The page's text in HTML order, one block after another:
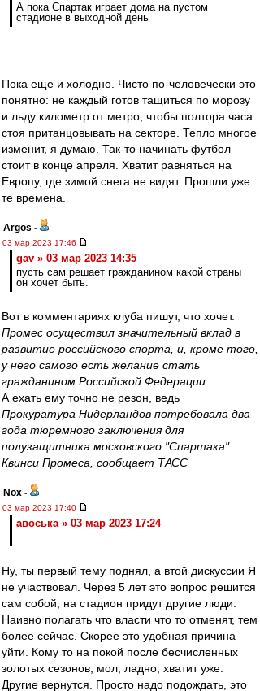
А пока Спартак играет дома на пустом
стадионе в выходной день
Пока еще и холодно. Чисто по-человечески это
понятно: не каждый готов тащиться по морозу
и льду километр от метро, чтобы полтора часа
стоя пританцовывать на секторе. Тепло многое
изменит, я думаю. Так-то начинать футбол
стоит в конце апреля. Хватит равняться на
Европу, где зимой снега не видят. Прошли уже
те времена.
Argos -
03 мар 2023 17:46
gav » 03 мар 2023 14:35
пусть сам решает гражданином какой страны
он хочет быть.
Вот в комментариях клуба пишут, что хочет.
Промес осуществил значительный вклад в
развитие российского спорта, и, кроме того,
у него самого есть желание стать
гражданином Российской Федерации.
А ехать ему точно не резон, ведь
Прокуратура Нидерландов потребовала два
года тюремного заключения для
полузащитника московского "Спартака"
Квинси Промеса, сообщает ТАСС
Nox -
03 мар 2023 17:40
авоська » 03 мар 2023 17:24
Ну, ты первый тему поднял, а втой дискуссии Я
не участвовал. Через 5 лет это вопрос решится
сам собой, на стадион придут другие люди.
Наивно полагать что власти что то отменят, тем
более сейчас. Скорее это удобная причина
уйти. Кому то на покой после бесчисленных
золотых сезонов, мол, ладно, хватит уже.
Другие вернутся. Просто надо подождать, это